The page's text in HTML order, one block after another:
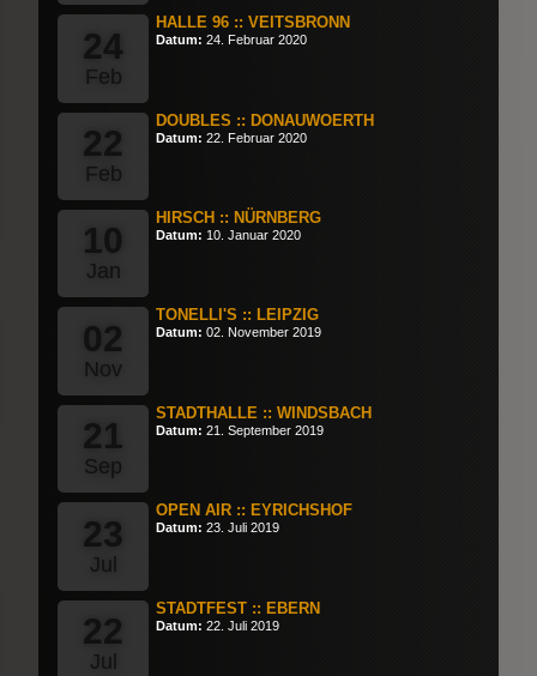
24
Feb
HALLE 96 :: VEITSBRONN
Datum: 24. Februar 2020
22
Feb
DOUBLES :: DONAUWOERTH
Datum: 22. Februar 2020
10
Jan
HIRSCH :: NÜRNBERG
Datum: 10. Januar 2020
02
Nov
TONELLI'S :: LEIPZIG
Datum: 02. November 2019
21
Sep
STADTHALLE :: WINDSBACH
Datum: 21. September 2019
23
Jul
OPEN AIR :: EYRICHSHOF
Datum: 23. Juli 2019
22
Jul
STADTFEST :: EBERN
Datum: 22. Juli 2019